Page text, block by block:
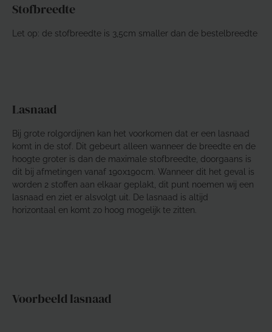
Stofbreedte
Let op: de stofbreedte is 3,5cm smaller dan de bestelbreedte
Lasnaad
Bij grote rolgordijnen kan het voorkomen dat er een lasnaad
komt in de stof. Dit gebeurt alleen wanneer de breedte en de
hoogte groter is dan de maximale stofbreedte, doorgaans is
dit bij afmetingen vanaf 190x190cm. Wanneer dit het geval is
worden 2 stoffen aan elkaar geplakt, dit punt noemen wij een
lasnaad en ziet er alsvolgt uit. De lasnaad is altijd
horizontaal en komt zo hoog mogelijk te zitten.
Voorbeeld lasnaad